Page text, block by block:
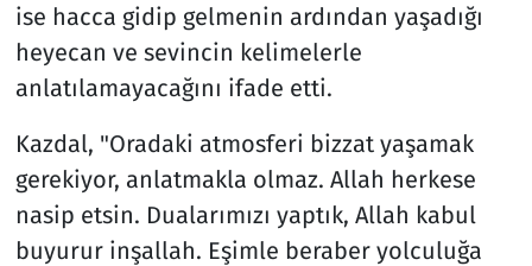
ise hacca gidip gelmenin ardından yaşadığı
heyecan ve sevincin kelimelerle
anlatılamayacağını ifade etti.
Kazdal, "Oradaki atmosferi bizzat yaşamak
gerekiyor, anlatmakla olmaz. Allah herkese
nasip etsin. Dualarımızı yaptık, Allah kabul
buyurur inşallah. Eşimle beraber yolculuğa